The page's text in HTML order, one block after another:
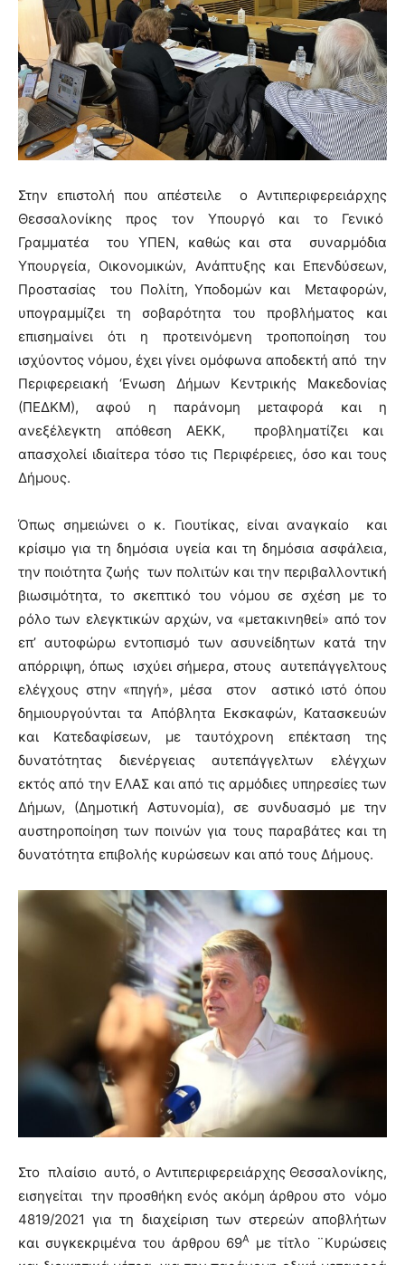
Στην επιστολή που απέστειλε ο Αντιπεριφερειάρχης
Θεσσαλονίκης προς τον Υπουργό και το Γενικό
Γραμματέα του ΥΠΕΝ, καθώς και στα συναρμόδια
Υπουργεία, Οικονομικών, Ανάπτυξης και Επενδύσεων,
Προστασίας του Πολίτη, Υποδομών και Μεταφορών,
υπογραμμίζει τη σοβαρότητα του προβλήματος και
επισημαίνει ότι η προτεινόμενη τροποποίηση του
ισχύοντος νόμου, έχει γίνει ομόφωνα αποδεκτή από την
Περιφερειακή ‘Ενωση Δήμων Κεντρικής Μακεδονίας
(ΠΕΔΚΜ), αφού η παράνομη μεταφορά και η
ανεξέλεγκτη απόθεση ΑΕΚΚ, προβληματίζει και
απασχολεί ιδιαίτερα τόσο τις Περιφέρειες, όσο και τους
Δήμους.
Όπως σημειώνει ο κ. Γιουτίκας, είναι αναγκαίο και
κρίσιμο για τη δημόσια υγεία και τη δημόσια ασφάλεια,
την ποιότητα ζωής των πολιτών και την περιβαλλοντική
βιωσιμότητα, το σκεπτικό του νόμου σε σχέση με το
ρόλο των ελεγκτικών αρχών, να «μετακινηθεί» από τον
επ’ αυτοφώρω εντοπισμό των ασυνείδητων κατά την
απόρριψη, όπως ισχύει σήμερα, στους αυτεπάγγελτους
ελέγχους στην «πηγή», μέσα στον αστικό ιστό όπου
δημιουργούνται τα Απόβλητα Εκσκαφών, Κατασκευών
και Κατεδαφίσεων, με ταυτόχρονη επέκταση της
δυνατότητας διενέργειας αυτεπάγγελτων ελέγχων
εκτός από την ΕΛΑΣ και από τις αρμόδιες υπηρεσίες των
Δήμων, (Δημοτική Αστυνομία), σε συνδυασμό με την
αυστηροποίηση των ποινών για τους παραβάτες και τη
δυνατότητα επιβολής κυρώσεων και από τους Δήμους.
Στο πλαίσιο αυτό, ο Αντιπεριφερειάρχης Θεσσαλονίκης,
εισηγείται την προσθήκη ενός ακόμη άρθρου στο νόμο
4819/2021 για τη διαχείριση των στερεών αποβλήτων
και συγκεκριμένα του άρθρου 69Α με τίτλο ¨Κυρώσεις